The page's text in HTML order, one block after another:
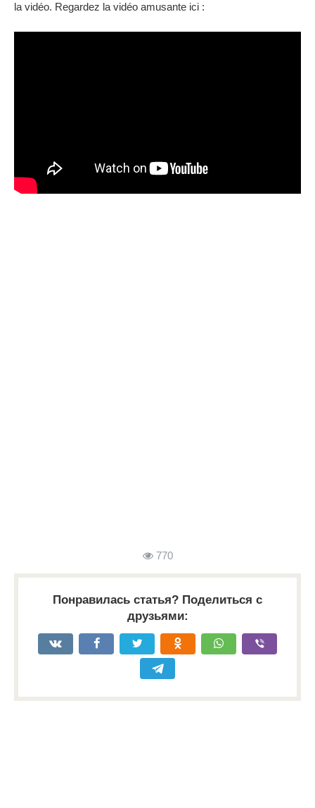
la vidéo. Regardez la vidéo amusante ici :
770
Понравилась статья? Поделиться с
друзьями: